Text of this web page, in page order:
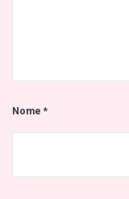
Nome*